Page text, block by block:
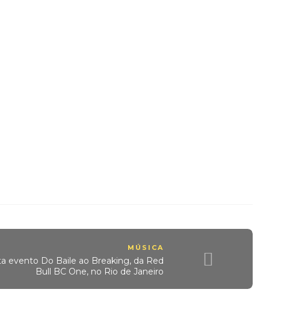
MÚSICA
evento Do Baile ao Breaking, da Red
Bull BC One, no Rio de Janeiro